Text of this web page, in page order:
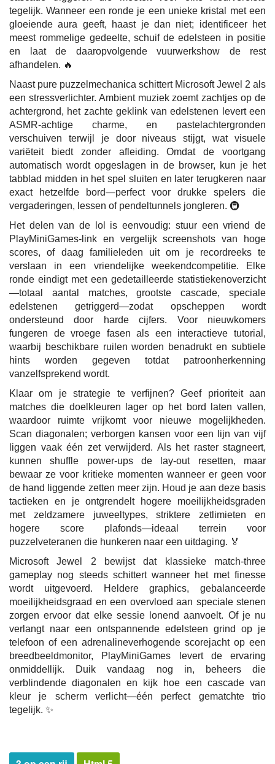
tegelijk. Wanneer een ronde je een unieke kristal met een
gloeiende aura geeft, haast je dan niet; identificeer het
meest rommelige gedeelte, schuif de edelsteen in positie
en laat de daaropvolgende vuurwerkshow de rest
afhandelen. 🔥
Naast pure puzzelmechanica schittert Microsoft Jewel 2 als
een stressverlichter. Ambient muziek zoemt zachtjes op de
achtergrond, het zachte geklink van edelstenen levert een
ASMR-achtige charme, en pastelachtergronden
verschuiven terwijl je door niveaus stijgt, wat visuele
variëteit biedt zonder afleiding. Omdat de voortgang
automatisch wordt opgeslagen in de browser, kun je het
tabblad midden in het spel sluiten en later terugkeren naar
exact hetzelfde bord—perfect voor drukke spelers die
vergaderingen, lessen of pendeltunnels jongleren. 🚇
Het delen van de lol is eenvoudig: stuur een vriend de
PlayMiniGames-link en vergelijk screenshots van hoge
scores, of daag familieleden uit om je recordreeks te
verslaan in een vriendelijke weekendcompetitie. Elke
ronde eindigt met een gedetailleerde statistiekenoverzicht
—totaal aantal matches, grootste cascade, speciale
edelstenen getriggerd—zodat opscheppen wordt
ondersteund door harde cijfers. Voor nieuwkomers
fungeren de vroege fasen als een interactieve tutorial,
waarbij beschikbare ruilen worden benadrukt en subtiele
hints worden gegeven totdat patroonherkenning
vanzelfsprekend wordt.
Klaar om je strategie te verfijnen? Geef prioriteit aan
matches die doelkleuren lager op het bord laten vallen,
waardoor ruimte vrijkomt voor nieuwe mogelijkheden.
Scan diagonalen; verborgen kansen voor een lijn van vijf
liggen vaak één zet verwijderd. Als het raster stagneert,
kunnen shuffle power-ups de lay-out resetten, maar
bewaar ze voor kritieke momenten wanneer er geen voor
de hand liggende zetten meer zijn. Houd je aan deze basis
tactieken en je ontgrendelt hogere moeilijkheidsgraden
met zeldzamere juweeltypes, striktere zetlimieten en
hogere score plafonds—ideaal terrein voor
puzzelveteranen die hunkeren naar een uitdaging. 🏅
Microsoft Jewel 2 bewijst dat klassieke match-three
gameplay nog steeds schittert wanneer het met finesse
wordt uitgevoerd. Heldere graphics, gebalanceerde
moeilijkheidsgraad en een overvloed aan speciale stenen
zorgen ervoor dat elke sessie lonend aanvoelt. Of je nu
verlangt naar een ontspannende edelsteen grind op je
telefoon of een adrenalineverhogende scorejacht op een
breedbeeldmonitor, PlayMiniGames levert de ervaring
onmiddellijk. Duik vandaag nog in, beheers die
verblindende diagonalen en kijk hoe een cascade van
kleur je scherm verlicht—één perfect gematchte trio
tegelijk. ✨